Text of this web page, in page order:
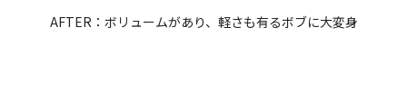
AFTER：ボリュームがあり、軽さも有るボブに大変身